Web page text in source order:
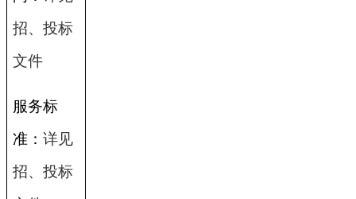
招、投标
文件
服务标
准： 详见
招、投标